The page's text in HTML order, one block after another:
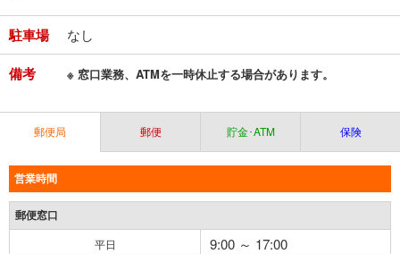
駐車場 なし
備考 ※ 窓口業務、ATMを一時休止する場合があります。
郵便局 郵便 貯金･ATM 保険
営業時間
郵便窓口
平日 9:00 ～ 17:00